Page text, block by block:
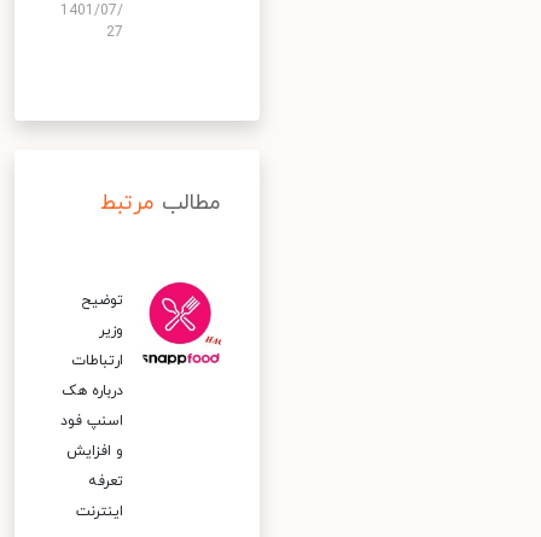
1401/07/
27
مطالب مرتبط
توضیح
وزیر
ارتباطات
درباره هک
اسنپ‌ فود
و افزایش
تعرفه
اینترنت